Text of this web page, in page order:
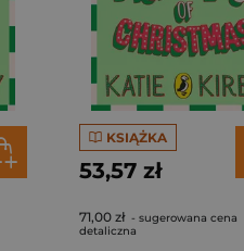
KSIĄŻKA
53,57 zł
71,00 zł - sugerowana cena
detaliczna